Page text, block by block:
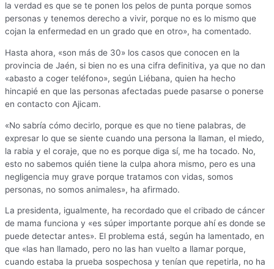
la verdad es que se te ponen los pelos de punta porque somos
personas y tenemos derecho a vivir, porque no es lo mismo que
cojan la enfermedad en un grado que en otro», ha comentado.
Hasta ahora, «son más de 30» los casos que conocen en la
provincia de Jaén, si bien no es una cifra definitiva, ya que no dan
«abasto a coger teléfono», según Liébana, quien ha hecho
hincapié en que las personas afectadas puede pasarse o ponerse
en contacto con Ajicam.
«No sabría cómo decirlo, porque es que no tiene palabras, de
expresar lo que se siente cuando una persona la llaman, el miedo,
la rabia y el coraje, que no es porque diga sí, me ha tocado. No,
esto no sabemos quién tiene la culpa ahora mismo, pero es una
negligencia muy grave porque tratamos con vidas, somos
personas, no somos animales», ha afirmado.
La presidenta, igualmente, ha recordado que el cribado de cáncer
de mama funciona y «es súper importante porque ahí es donde se
puede detectar antes». El problema está, según ha lamentado, en
que «las han llamado, pero no las han vuelto a llamar porque,
cuando estaba la prueba sospechosa y tenían que repetirla, no ha